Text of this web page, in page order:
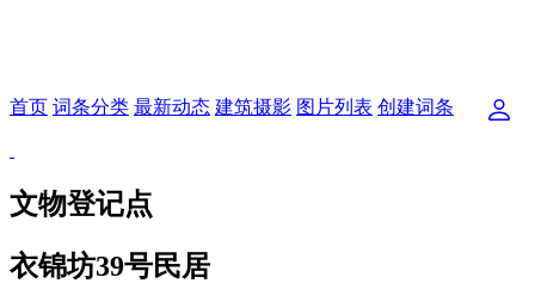
首页 词条分类 最新动态 建筑摄影 图片列表 创建词条
文物登记点
衣锦坊39号民居